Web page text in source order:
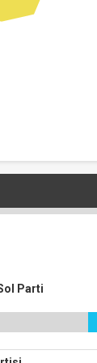
Parti